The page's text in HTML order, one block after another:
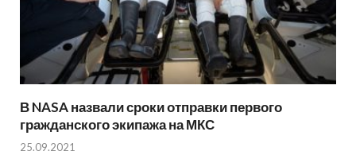
В NASA назвали сроки отправки первого
гражданского экипажа на МКС
25.09.2021